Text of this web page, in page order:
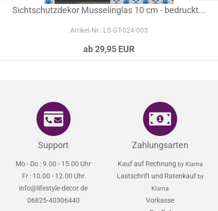
Sichtschutzdekor Musselinglas 10 cm - bedruckt...
Artikel‑Nr.: LS-GT-024-003
ab 29,95 EUR
Support
Mo - Do : 9.00 - 15.00 Uhr
Fr : 10.00 - 12.00 Uhr
info@lifestyle-decor.de
06825-40306440
Zahlungsarten
Kauf auf Rechnung by Klarna
Lastschrift und Ratenkauf by
Klarna
Vorkasse